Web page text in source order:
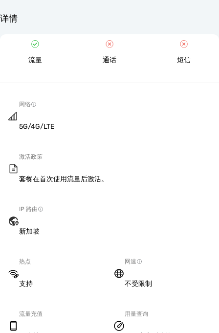
详情
流量 通话 短信
网络
5G/4G/LTE
激活政策
套餐在首次使用流量后激活。
IP 路由
新加坡
热点
支持
网速
不受限制
流量充值 用量查询